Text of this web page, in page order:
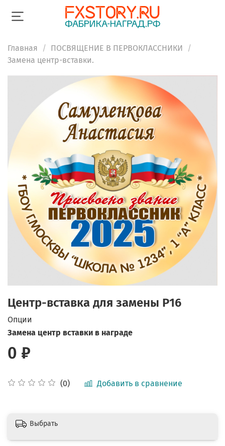
Главная
ПОСВЯЩЕНИЕ В ПЕРВОКЛАССНИКИ
Замена центр-вставки.
Центр-вставка для замены P16
(0) Добавить в сравнение
Опции
Замена центр вставки в награде
0 ₽
Выбрать